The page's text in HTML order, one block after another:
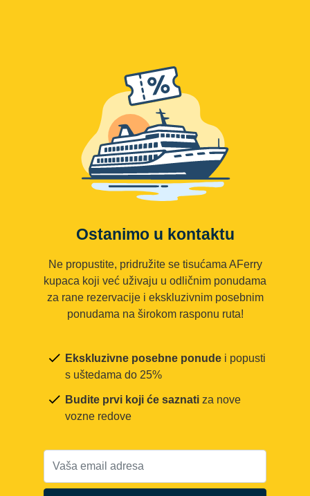
Ostanimo u kontaktu
Ne propustite, pridružite se tisućama AFerry
kupaca koji već uživaju u odličnim ponudama
za rane rezervacije i ekskluzivnim posebnim
ponudama na širokom rasponu ruta!
Ekskluzivne posebne ponude i popusti
s uštedama do 25%
Budite prvi koji će saznati za nove
vozne redove